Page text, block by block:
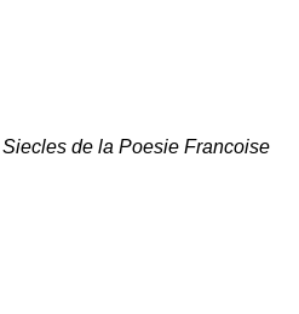
de la Poesie Francoise